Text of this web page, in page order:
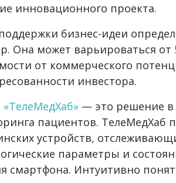
инновационного проекта.
бизнес-идеи
Она может варьироваться от
от коммерческого
инвестора.
«ТелеМедХаб» — это решение в
пациентов. ТелеМедХаб
устройств,
параметры и
смартфона. Интуитивно